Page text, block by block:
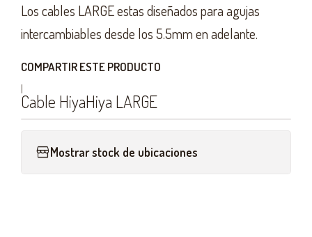
Los cables LARGE estas diseñados para agujas
intercambiables desde los 5.5mm en adelante.
COMPARTIR ESTE PRODUCTO
|
Cable HiyaHiya LARGE
Mostrar stock de ubicaciones